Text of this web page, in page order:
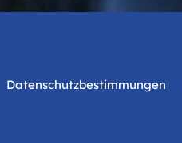
Datenschutzbestimmungen